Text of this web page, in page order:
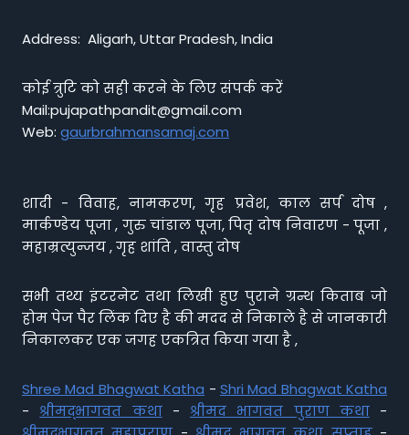
Address: Aligarh, Uttar Pradesh, India
कोई त्रुटि को सही करने के लिए संपर्क करें
Mail:pujapathpandit@gmail.com
Web: gaurbrahmansamaj.com
शादी - विवाह, नामकरण, गृह प्रवेश, काल सर्प दोष ,
मार्कण्डेय पूजा , गुरु चांडाल पूजा, पितृ दोष निवारण - पूजा ,
महाम्रत्युन्जय , गृह शांति , वास्तु दोष
सभी तथ्य इंटरनेट तथा लिखी हुए पुराने ग्रन्थ किताब जो
होम पेज पैर लिंक दिए है की मदद से निकाले है से जानकारी
निकालकर एक जगह एकत्रित किया गया है ,
Shree Mad Bhagwat Katha - Shri Mad Bhagwat Katha
- श्रीमद्भागवत कथा- श्रीमद भागवत पुराण कथा-